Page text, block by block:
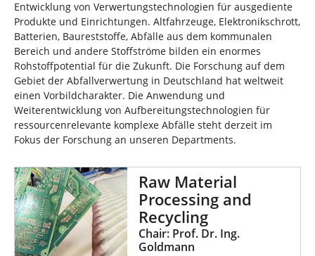
Entwicklung von Verwertungstechnologien für ausgediente
Produkte und Einrichtungen. Altfahrzeuge, Elektronikschrott,
Batterien, Baureststoffe, Abfälle aus dem kommunalen
Bereich und andere Stoffströme bilden ein enormes
Rohstoffpotential für die Zukunft. Die Forschung auf dem
Gebiet der Abfallverwertung in Deutschland hat weltweit
einen Vorbildcharakter. Die Anwendung und
Weiterentwicklung von Aufbereitungstechnologien für
ressourcenrelevante komplexe Abfälle steht derzeit im
Fokus der Forschung an unseren Departments.
Raw Material
Processing and
Recycling
Chair: Prof. Dr. Ing.
Goldmann